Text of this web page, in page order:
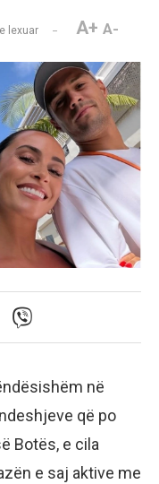
e lexuar A+ A-
në
që po
Botës, e cila
e saj aktive me